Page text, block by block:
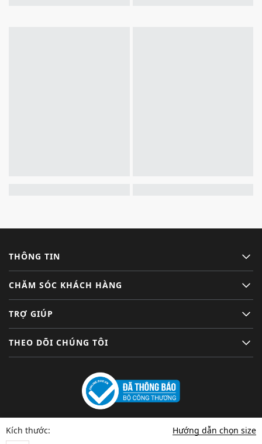
Kích thước: Hướng dẫn chọn size
THÔNG TIN
CHĂM SÓC KHÁCH HÀNG
TRỢ GIÚP
THEO DÕI CHÚNG TÔI